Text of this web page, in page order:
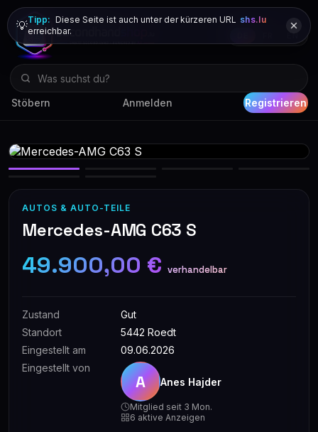
Stöbern Anmelden Registrieren
💡Tipp: Diese Seite ist auch unter der kürzeren URL shs.lu
erreichbar.
AUTOS & AUTO-TEILE
Mercedes-AMG C63 S
49.900,00 € verhandelbar
Zustand
Gut
Standort
5442 Roedt
Eingestellt am
09.06.2026
Eingestellt von
A Anes Hajder
Mitglied seit 3 Mon.
6 aktive Anzeigen